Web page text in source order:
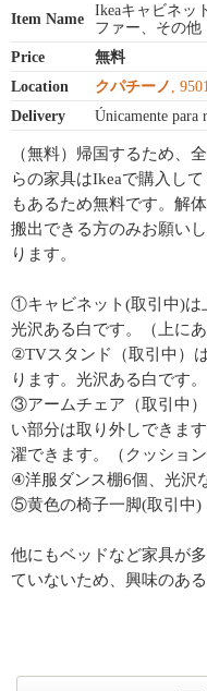
Item Name
Ikeaキャビネッ
ファー、その他
Price
無料
Location
クパチーノ
,
Delivery
Únicamente para
（無料）帰国するため、
らの家具はIkeaで購入し
もあるため無料です。解
搬出できる方のみお願い
ります。
①キャビネット(取引中)は
光沢ある白です。（上に
②TVスタンド（取引中）
ります。光沢ある白です
③アームチェア（取引中
い部分は取り外しできま
濯できます。（クッション
④洋服ダンス棚6個、光沢
⑤黄色の椅子一脚(取引中)
他にもベッドなど家具が
ていないため、興味のあ